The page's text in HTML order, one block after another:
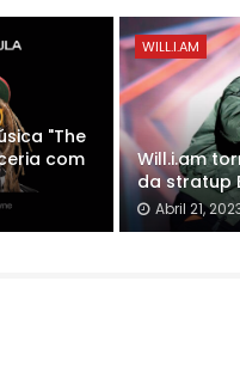
"The
com
WILL.I.AM
Will.i.am
da stratup
Abril 21,